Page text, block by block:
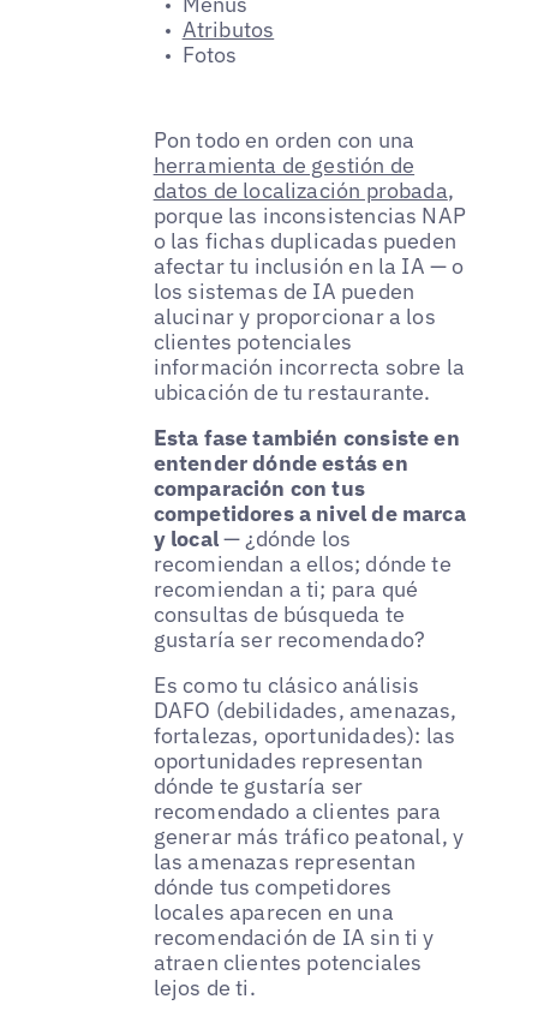
Atributos
Fotos
Pon todo en orden con una
herramienta de gestión de
datos de localización probada,
porque las inconsistencias NAP
o las fichas duplicadas pueden
afectar tu inclusión en la IA — o
los sistemas de IA pueden
alucinar y proporcionar a los
clientes potenciales
información incorrecta sobre la
ubicación de tu restaurante.
Esta fase también consiste en
entender dónde estás en
comparación con tus
competidores a nivel de marca
y local— ¿dónde los
recomiendan a ellos; dónde te
recomiendan a ti; para qué
consultas de búsqueda te
gustaría ser recomendado?
Es como tu clásico análisis
DAFO (debilidades, amenazas,
fortalezas, oportunidades): las
oportunidades representan
dónde te gustaría ser
recomendado a clientes para
generar más tráfico peatonal, y
las amenazas representan
dónde tus competidores
locales aparecen en una
recomendación de IA sin ti y
atraen clientes potenciales
lejos de ti.